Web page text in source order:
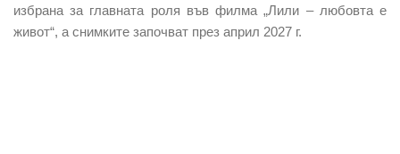
избрана за главната роля във филма „Лили – любовта е
живот“, а снимките започват през април 2027 г.